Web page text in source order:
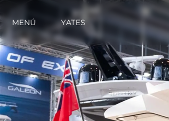
MENÚ YATES